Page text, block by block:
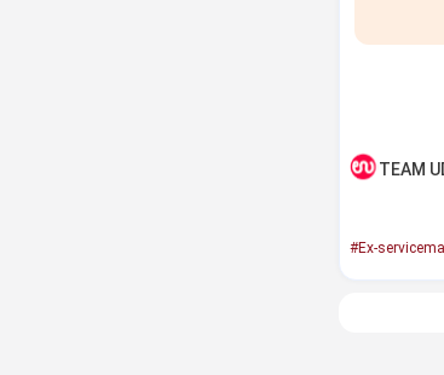
TEAM
#Ex-